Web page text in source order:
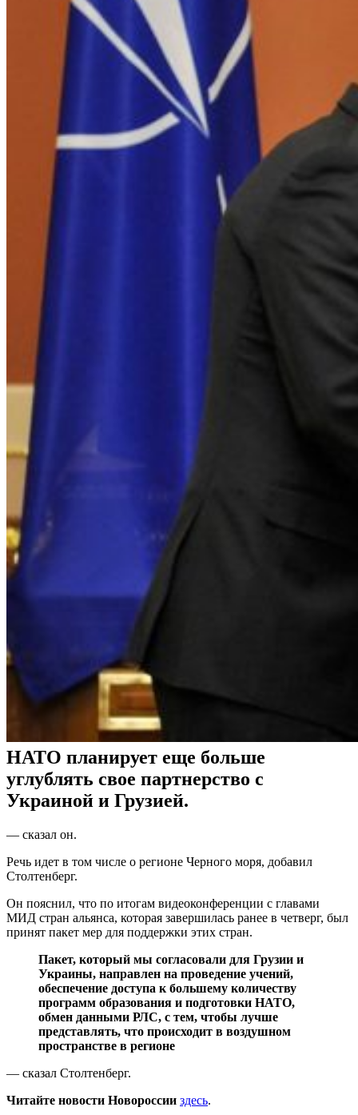
НАТО планирует еще больше
углублять свое партнерство с
Украиной и Грузией.
— сказал он.
Речь идет в том числе о регионе Черного моря, добавил
Столтенберг.
Он пояснил, что по итогам видеоконференции с главами
МИД стран альянса, которая завершилась ранее в четверг, был
принят пакет мер для поддержки этих стран.
Пакет, который мы согласовали для Грузии и
Украины, направлен на проведение учений,
обеспечение доступа к большему количеству
программ образования и подготовки НАТО,
обмен данными РЛС, с тем, чтобы лучше
представлять, что происходит в воздушном
пространстве в регионе
— сказал Столтенберг.
Читайте новости Новороссии здесь.